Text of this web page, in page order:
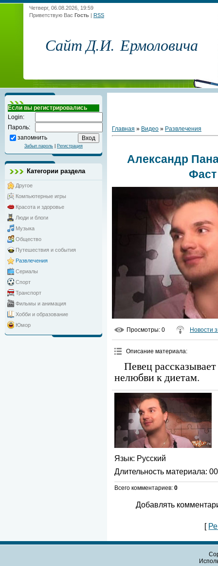
Четверг, 06.08.2026, 19:59
Приветствую Вас Гость | RSS
Сайт Д.И. Ермоловича
Если вы регистрировались
Login:
Пароль:
запомнить
Забыл пароль Регистрация
Категории раздела
Другое
Компьютерные игры
Красота и здоровье
Люди и блоги
Музыка
Общество
Путешествия и события
Развлечения
Сериалы
Спорт
Транспорт
Фильмы и анимация
Хобби и образование
Юмор
Главная » Видео » Развлечения
Александр
Просмотры: 0 Новости
Описание материала:
Певец
нелюбви к диетам.
Язык: Русский
Длительность материала:
Всего комментариев: 0
Добавлять
[